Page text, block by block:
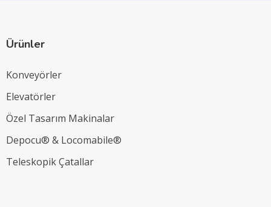
Ürünler
Konveyörler
Elevatörler
Özel Tasarım Makinalar
Depocu® & Locomabile®
Teleskopik Çatallar